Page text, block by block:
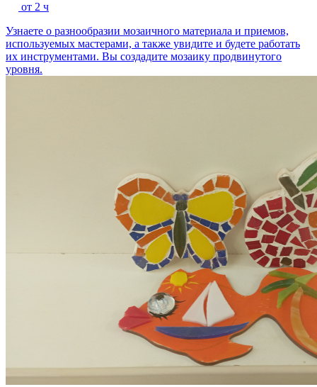
от 2 ч
Узнаете о разнообразии мозаичного материала и приемов,
используемых мастерами, а также увидите и будете работать
их инструментами. Вы создадите мозаику продвинутого
уровня.